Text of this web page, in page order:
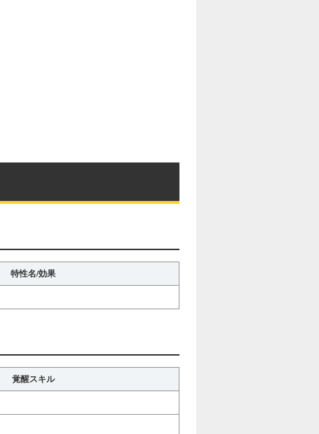
特性名/効果
覚醒スキル